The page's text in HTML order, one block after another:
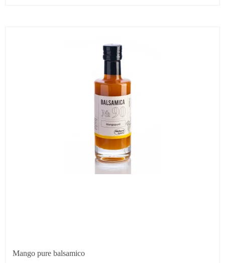
Mango pure balsamico